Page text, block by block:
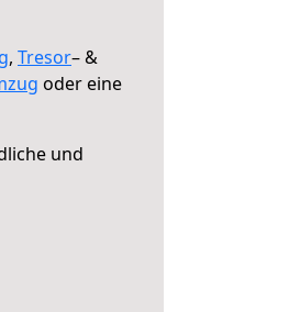
, Tresor– &
oder eine
und